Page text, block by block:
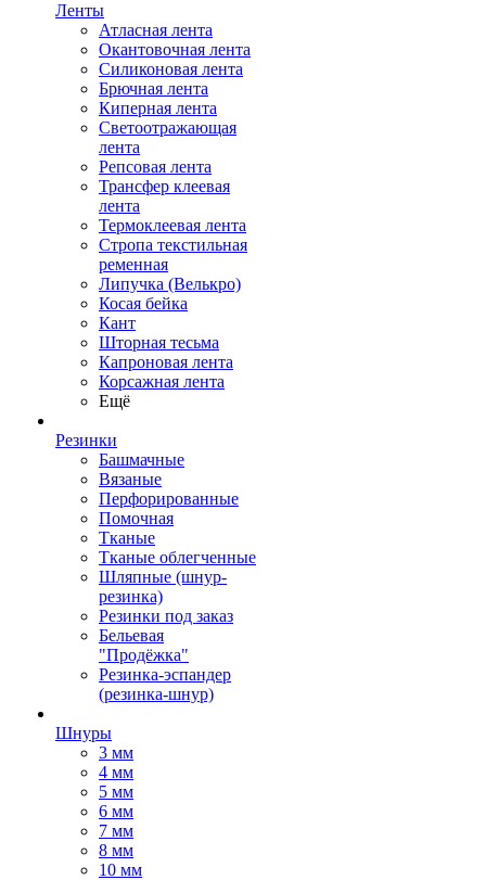
Ленты
Атласная лента
Окантовочная лента
Силиконовая лента
Брючная лента
Киперная лента
Светоотражающая
лента
Репсовая лента
Трансфер клеевая
лента
Термоклеевая лента
Стропа текстильная
ременная
Липучка (Велькро)
Косая бейка
Кант
Шторная тесьма
Капроновая лента
Корсажная лента
Ещё
Резинки
Башмачные
Вязаные
Перфорированные
Помочная
Тканые
Тканые облегченные
Шляпные (шнур-
резинка)
Резинки под заказ
Бельевая
"Продёжка"
Резинка-эспандер
(резинка-шнур)
Шнуры
3 мм
4 мм
5 мм
6 мм
7 мм
8 мм
10 мм